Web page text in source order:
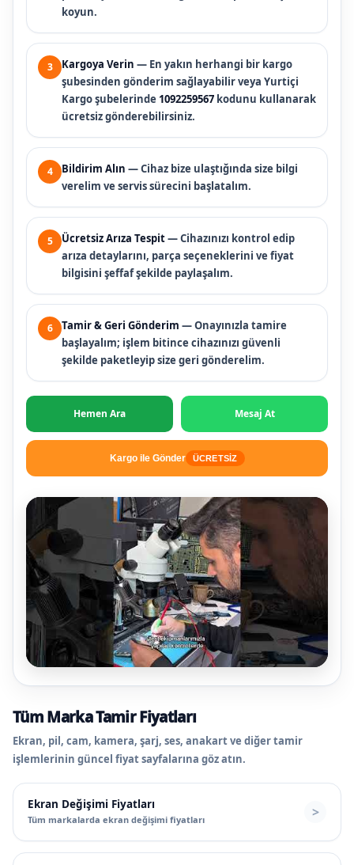
koyun.
3 Kargoya Verin — En yakın herhangi bir kargo
şubesinden gönderim sağlayabilir veya Yurtiçi
Kargo şubelerinde 1092259567 kodunu kullanarak
ücretsiz gönderebilirsiniz.
4 Bildirim Alın — Cihaz bize ulaştığında size bilgi
verelim ve servis sürecini başlatalım.
5 Ücretsiz Arıza Tespit— Cihazınızı kontrol edip
arıza detaylarını, parça seçeneklerini ve fiyat
bilgisini şeffaf şekilde paylaşalım.
6 Tamir & Geri Gönderim — Onayınızla tamire
başlayalım; işlem bitince cihazınızı güvenli
şekilde paketleyip size geri gönderelim.
Hemen Ara Mesaj At
Kargo ile Gönder ÜCRETSİZ
Tüm Marka Tamir Fiyatları
Ekran, pil, cam, kamera, şarj, ses, anakart ve diğer tamir
işlemlerinin güncel fiyat sayfalarına göz atın.
Ekran Değişimi Fiyatları
Tüm markalarda ekran değişimi fiyatları